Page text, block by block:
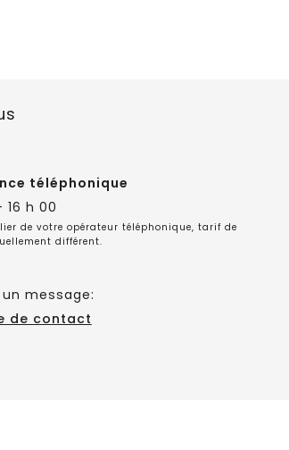
téléphonique
16 h 00
de votre opérateur téléphonique, tarif de
différent.
message:
de contact